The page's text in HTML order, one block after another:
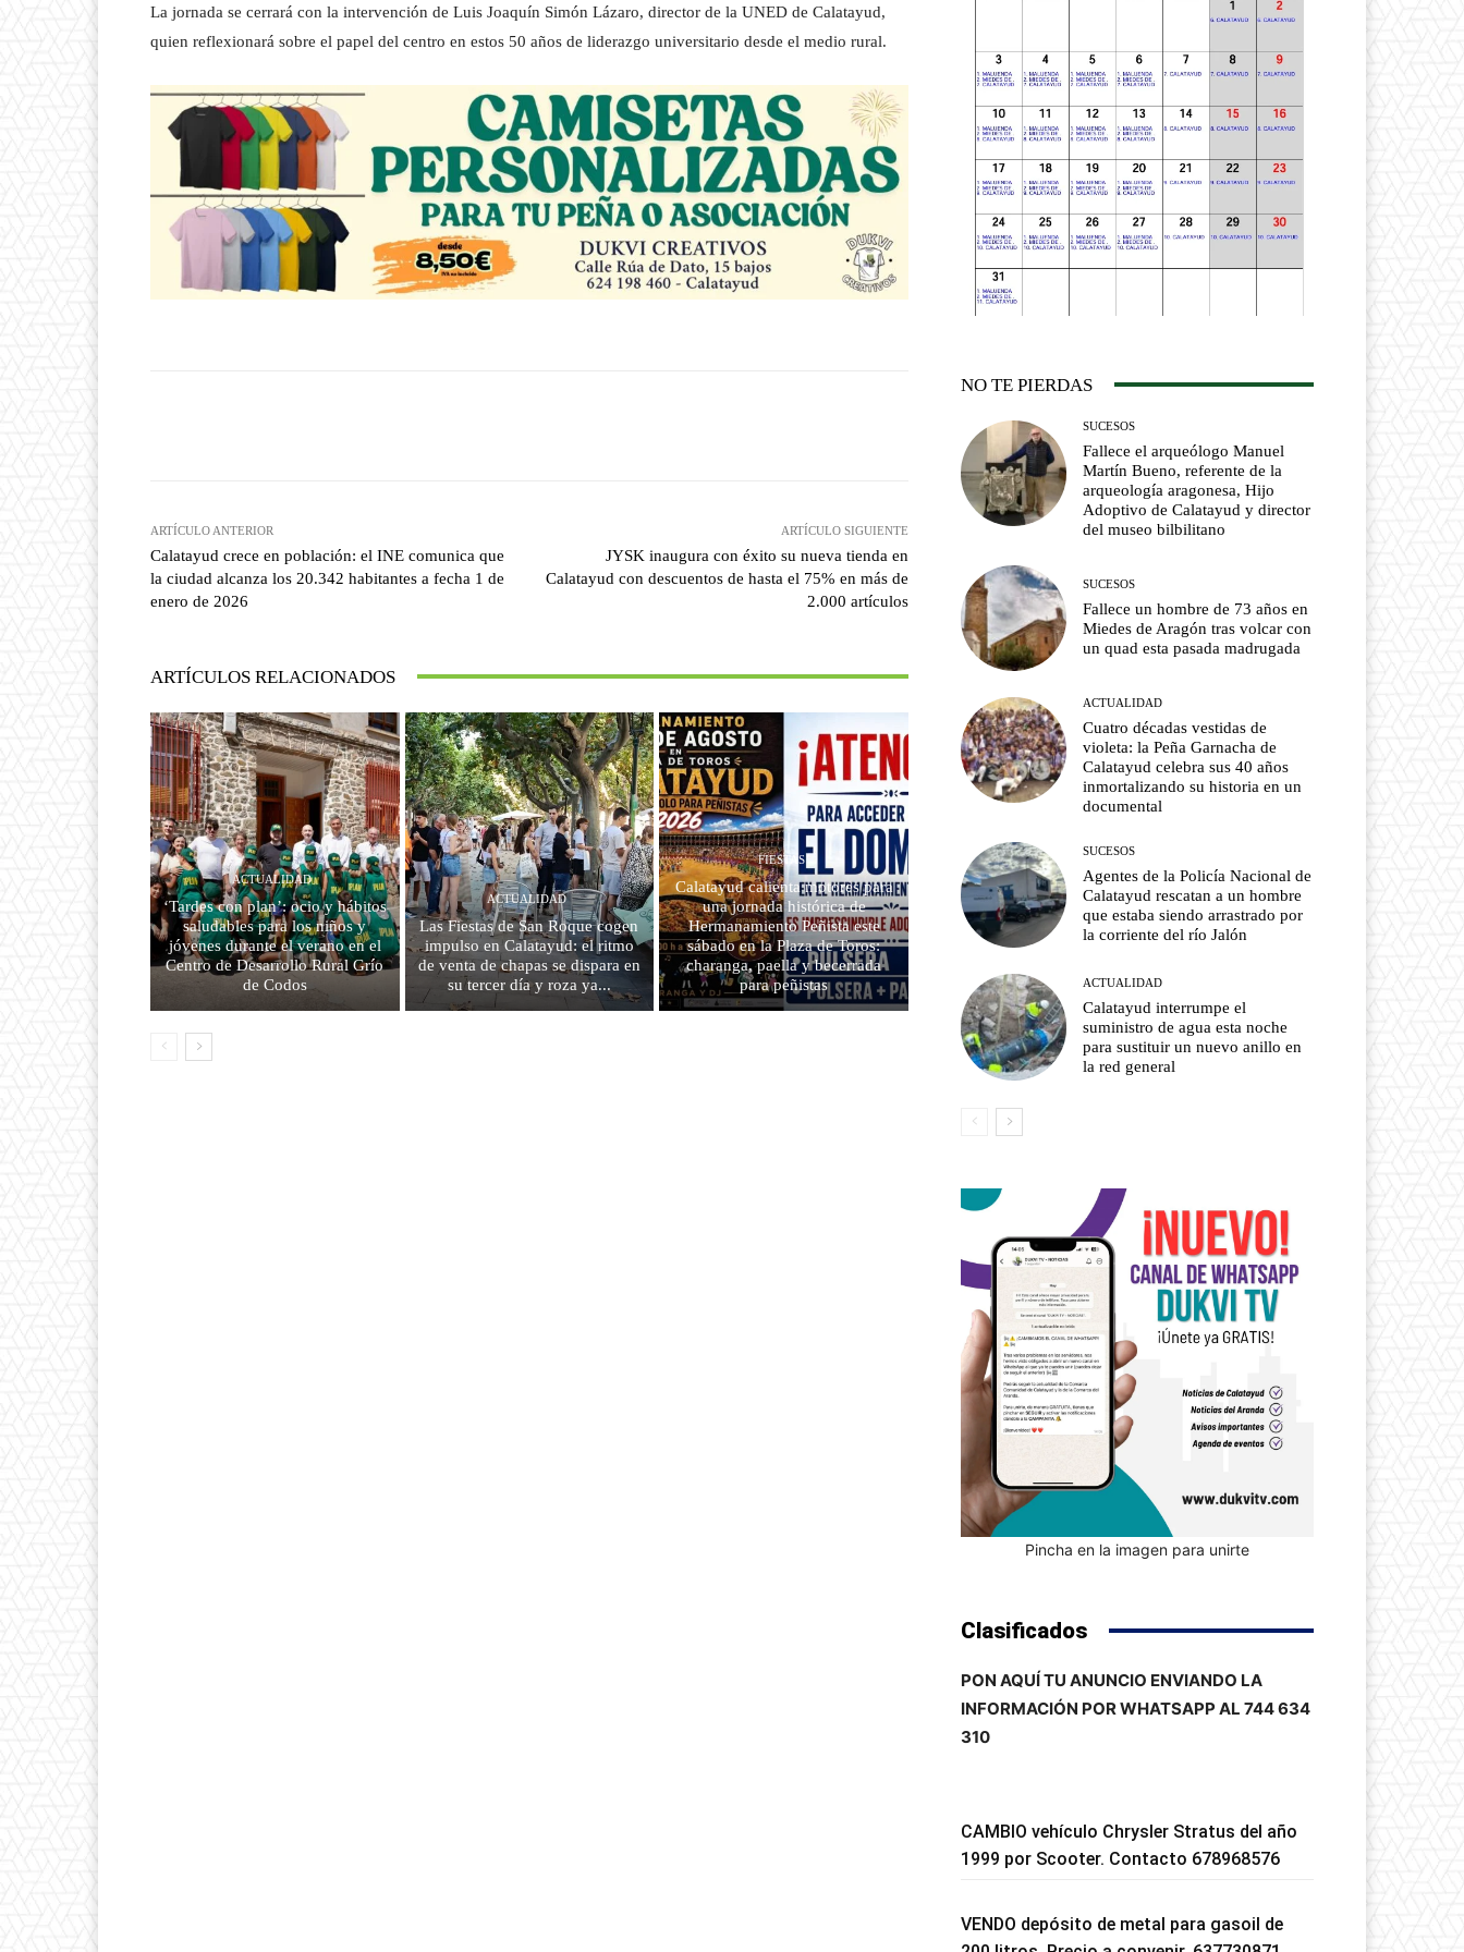
La jornada se cerrará con la intervención de Luis Joaquín Simón Lázaro, director de la UNED de Calatayud,
quien reflexionará sobre el papel del centro en estos 50 años de liderazgo universitario desde el medio rural.
ARTÍCULO ANTERIOR
Calatayud crece en población: el INE comunica que
la ciudad alcanza los 20.342 habitantes a fecha 1 de
enero de 2026
ARTÍCULO SIGUIENTE
JYSK inaugura con éxito su nueva tienda en
Calatayud con descuentos de hasta el 75% en más de
2.000 artículos
ARTÍCULOS RELACIONADOS
ACTUALIDAD
‘Tardes con plan’: ocio y hábitos
saludables para los niños y
jóvenes durante el verano en el
Centro de Desarrollo Rural Grío
de Codos
ACTUALIDAD
Las Fiestas de San Roque cogen
impulso en Calatayud: el ritmo
de venta de chapas se dispara en
su tercer día y roza ya...
FIESTAS
Calatayud calienta motores para
una jornada histórica de
Hermanamiento Peñista este
sábado en la Plaza de Toros:
charanga, paella y becerrada
para peñistas
NO TE PIERDAS
SUCESOS
Fallece el arqueólogo Manuel
Martín Bueno, referente de la
arqueología aragonesa, Hijo
Adoptivo de Calatayud y director
del museo bilbilitano
SUCESOS
Fallece un hombre de 73 años en
Miedes de Aragón tras volcar con
un quad esta pasada madrugada
ACTUALIDAD
Cuatro décadas vestidas de
violeta: la Peña Garnacha de
Calatayud celebra sus 40 años
inmortalizando su historia en un
documental
SUCESOS
Agentes de la Policía Nacional de
Calatayud rescatan a un hombre
que estaba siendo arrastrado por
la corriente del río Jalón
ACTUALIDAD
Calatayud interrumpe el
suministro de agua esta noche
para sustituir un nuevo anillo en
la red general
Pincha en la imagen para unirte
Clasificados
PON AQUÍ TU ANUNCIO ENVIANDO LA
INFORMACIÓN POR WHATSAPP AL 744 634
310
CAMBIO vehículo Chrysler Stratus del año
1999 por Scooter. Contacto 678968576
VENDO depósito de metal para gasoil de